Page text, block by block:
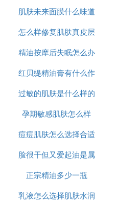
肤，舒缓肌肤，长时间坚
的效果。那么精油的怎么
确使用方法。
入法；按摩法；香薰漱口
沐浴法；洗发护发。
:蒸薰法
熏炉的盛水器中，加入5-
熏炉内，待热力使水中
肌肤未来面膜什么味道
怎么样修复肌肤真皮层
精油按摩后失眠怎么办
红贝缇精油膏有什么作
用
过敏的肌肤是什么样的
孕期敏感肌肤怎么样
痘痘肌肤怎么选择合适
的护肤品
脸很干但又爱起油是属
于什么肌肤
正宗精油多少一瓶
乳液怎么选择肌肤水润